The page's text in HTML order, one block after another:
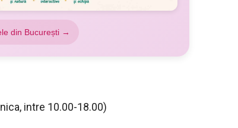
din București →
intre 10.00-18.00)